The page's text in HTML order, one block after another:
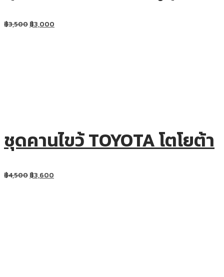
฿3,500฿3,000
ชุดคานไขว้ TOYOTA โตโยต้า
฿4,500฿3,600